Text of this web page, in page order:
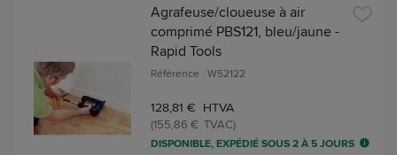
Agrafeuse/cloueuse à air
comprimé PBS121, bleu/jaune -
Rapid Tools
Référence : W52122
128,81 € HTVA
(155,86 € TVAC)
DISPONIBLE, EXPÉDIÉ SOUS 2 À 5 JOURS